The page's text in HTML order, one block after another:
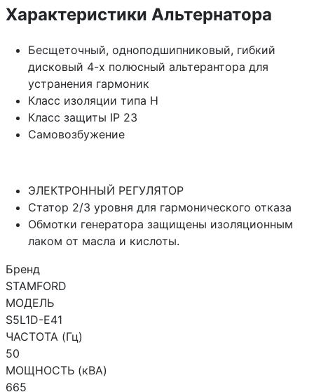
Характеристики Альтернатора
Бесщеточный, одноподшипниковый, гибкий
дисковый 4-х полюсный альтерантора для
устранения гармоник
Класс изоляции типа H
Класс защиты IP 23
Самовозбужение
ЭЛЕКТРОННЫЙ РЕГУЛЯТОР
Статор 2/3 уровня для гармонического отказа
Обмотки генератора защищены изоляционным
лаком от масла и кислоты.
Бренд
STAMFORD
МОДЕЛЬ
S5L1D-E41
ЧАСТОТА (Гц)
50
МОЩНОСТЬ (кВА)
665